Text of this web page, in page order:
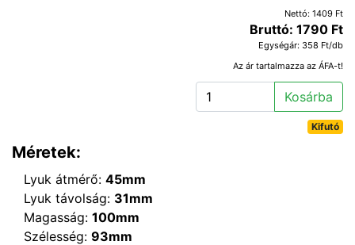
Nettó: 1409 Ft
Bruttó: 1790 Ft
Egységár: 358 Ft/db
Az ár tartalmazza az ÁFA-t!
Kosárba
Kifutó
Méretek:
Lyuk átmérő: 45mm
Lyuk távolság: 31mm
Magasság: 100mm
Szélesség: 93mm